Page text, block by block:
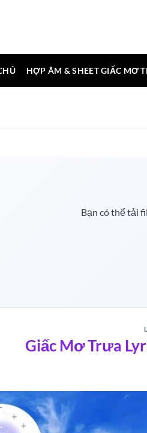
HỢP ÂM & SHEET GIẤC MƠ
Bạn có thể tải
không chỉ
thuật của ca khúc nổi tiếng.
lời bài hát Giấc
trọn vẹn tác phẩm của nhạc sĩ
hoài niệm.
đầu – ký ức tuổi thơ
Giấc Mơ Trưa